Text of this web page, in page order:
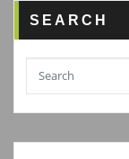
SEARCH